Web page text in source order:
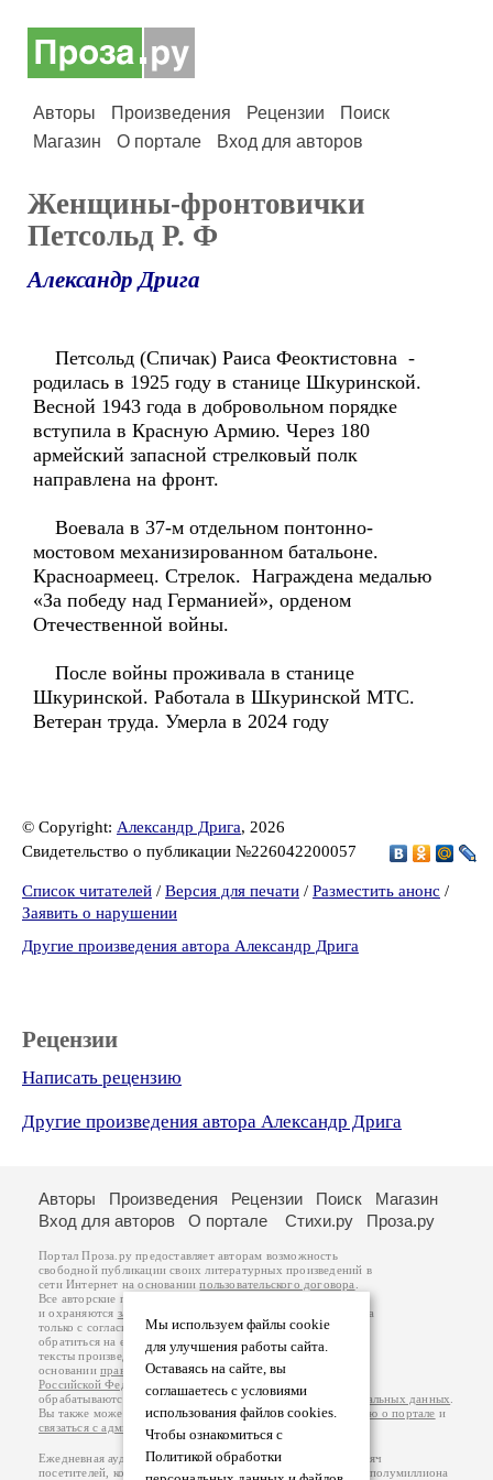
Авторы Произведения Рецензии
Поиск
Магазин
О портале Вход для авторов
Женщины-фронтовички
Петсольд Р. Ф
Александр Дрига
Петсольд (Спичак) Раиса Феоктистовна -
родилась в 1925 году в станице Шкуринской.
Весной 1943 года в добровольном порядке
вступила в Красную Армию. Через 180
армейский запасной стрелковый полк
направлена на фронт.
Воевала в 37-м отдельном понтонно-
мостовом механизированном батальоне.
Красноармеец. Стрелок. Награждена медалью
«За победу над Германией», орденом
Отечественной войны.
После войны проживала в станице
Шкуринской. Работала в Шкуринской МТС.
Ветеран труда. Умерла в 2024 году
© Copyright: Александр Дрига, 2026
Свидетельство о публикации №226042200057
Список читателей / Версия для печати / Разместить анонс /
Заявить о нарушении
Другие произведения автора Александр Дрига
Рецензии
Написать рецензию
Другие произведения автора Александр Дрига
Мы используем файлы cookie
для улучшения работы сайта.
Оставаясь на сайте, вы
соглашаетесь с условиями
использования файлов cookies.
Чтобы ознакомиться с
Политикой обработки
Авторы Произведения Рецензии Поиск
Магазин
Вход для авторов
О портале Стихи.ру Проза.ру
Портал Проза.ру предоставляет авторам возможность
свободной публикации своих литературных произведений в
сети Интернет на основаниипользовательского договора
Все авторские права на произведения принадлежат авторам
и охраняются законом
. Перепечатка произведений возможна
только с согласия его автора, к которому вы можете
обратиться на его авторской странице. Ответственность за
тексты произведений авторы несут самостоятельно на
основанииправил публикацииизаконодательства
Российской Федерации
обрабатываются на основанииПолитики обработки персональных данных
Вы также можете посмотреть более подробнуюинформацию о портале и
связаться с администрацией
Ежедневная аудитория портала Проза.ру – порядка 100 тысяч
посетителей, которые в общей сумме просматривают более полумиллиона